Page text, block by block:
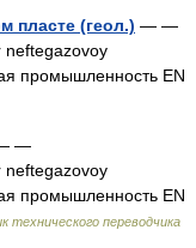
пласте (геол.) — —
neftegazovoy
промышленность EN
—
neftegazovoy
промышленность EN
технического переводчика